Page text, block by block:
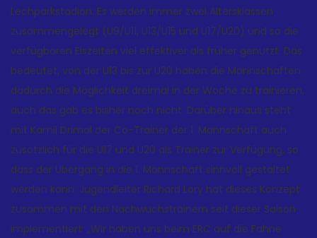
Lechparkstadion: Es werden immer zwei Altersklassen
zusammengelegt (U9/U11, U13/U15 und U17/U20) und so die
verfügbaren Eiszeiten viel effektiver als früher genutzt. Das
bedeutet, von der U13 bis zur U20 haben die Mannschaften
dadurch die Möglichkeit dreimal in der Woche zu trainieren,
auch das gab es bisher noch nicht. Darüber hinaus steht
mit Kamil Drimal der Co-Trainer der 1. Mannschaft auch
zusätzlich für die U17 und U20 als Trainer zur Verfügung, so
dass der Übergang in die 1. Mannschaft sinnvoll gestaltet
werden kann. Jugendleiter Richard Lory hat dieses Konzept
zusammen mit den Nachwuchstrainern seit dieser Saison
implementiert: „Wir haben uns beim ERC auf die Fahne